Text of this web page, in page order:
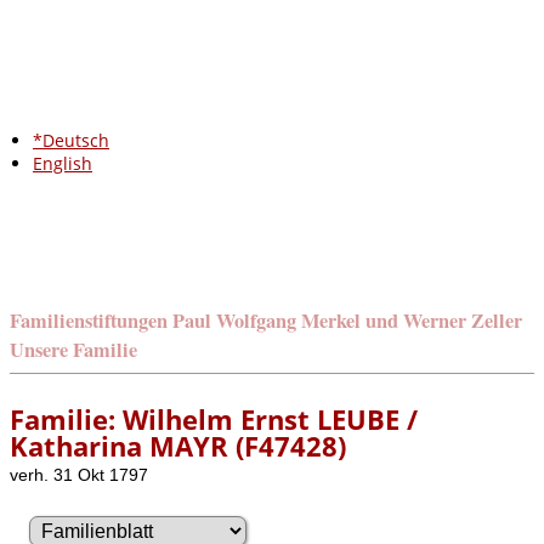
*Deutsch
English
Familienstiftungen Paul Wolfgang Merkel und Werner Zeller
Unsere Familie
Familie: Wilhelm Ernst LEUBE /
Katharina MAYR (F47428)
verh. 31 Okt 1797